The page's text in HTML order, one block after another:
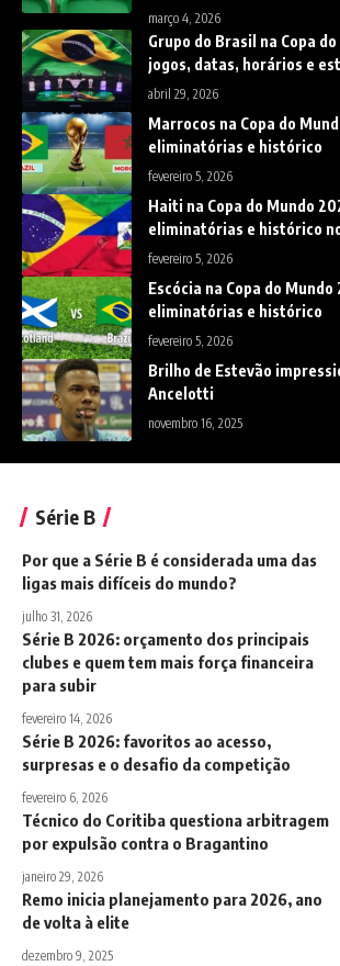
março 4, 2026
Grupo do Brasil na Copa
jogos, datas, horários e
abril 29, 2026
Marrocos na Copa do
eliminatórias e histórico
fevereiro 5, 2026
Haiti na Copa do Mundo
eliminatórias e histórico
fevereiro 5, 2026
Escócia na Copa do
eliminatórias e histórico
fevereiro 5, 2026
Brilho de Estevão
Ancelotti
novembro 16, 2025
Série B
Por que a Série B é considerada uma das
ligas mais difíceis do mundo?
julho 31, 2026
Série B 2026: orçamento dos principais
clubes e quem tem mais força financeira
para subir
fevereiro 14, 2026
Série B 2026: favoritos ao acesso,
surpresas e o desafio da competição
fevereiro 6, 2026
Técnico do Coritiba questiona arbitragem
por expulsão contra o Bragantino
janeiro 29, 2026
Remo inicia planejamento para 2026, ano
de volta à elite
dezembro 9, 2025